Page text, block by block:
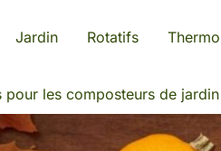
Jardin Rotatifs
pour les composteurs de jardin